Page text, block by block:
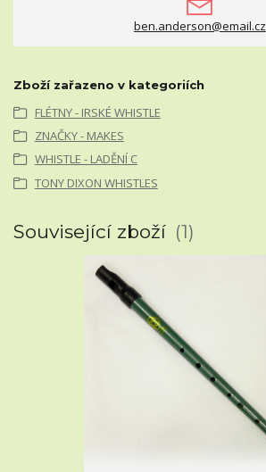
ben.anderson@email.cz
Zboží zařazeno v kategoriích
FLÉTNY - IRSKÉ WHISTLE
ZNAČKY - MAKES
WHISTLE - LADĚNÍ C
TONY DIXON WHISTLES
Související zboží 1